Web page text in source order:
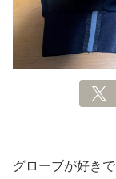
グローブが好き